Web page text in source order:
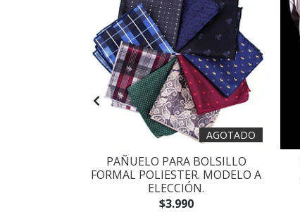
AGOTADO
PAÑUELO PARA BOLSILLO
FORMAL POLIESTER. MODELO A
ELECCIÓN.
$3.990